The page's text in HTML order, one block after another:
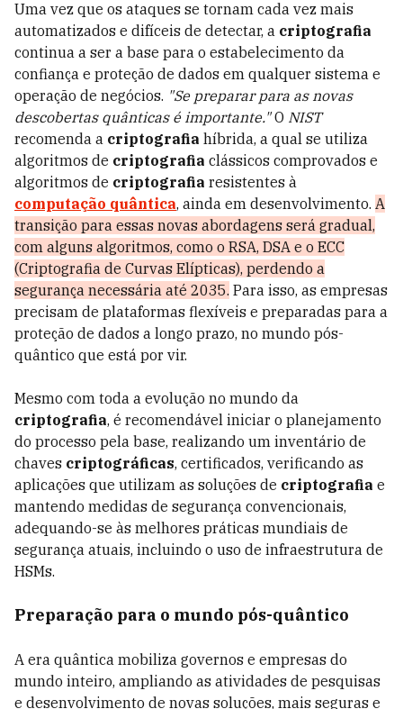
Uma vez que os ataques se tornam cada vez mais
automatizados e difíceis de detectar, a criptografia
continua a ser a base para o estabelecimento da
confiança e proteção de dados em qualquer sistema e
operação de negócios. "Se preparar para as novas
descobertas quânticas é importante."O NIST
recomenda a criptografia híbrida, a qual se utiliza
algoritmos de criptografia clássicos comprovados e
algoritmos de criptografia resistentes à
computação quântica, ainda em desenvolvimento. A
transição para essas novas abordagens será gradual,
com alguns algoritmos, como o RSA, DSA e o ECC
(Criptografia de Curvas Elípticas), perdendo a
segurança necessária até 2035. Para isso, as empresas
precisam de plataformas flexíveis e preparadas para a
proteção de dados a longo prazo, no mundo pós-
quântico que está por vir.
Mesmo com toda a evolução no mundo da
criptografia, é recomendável iniciar o planejamento
do processo pela base, realizando um inventário de
chaves criptográficas, certificados, verificando as
aplicações que utilizam as soluções de criptografia e
mantendo medidas de segurança convencionais,
adequando-se às melhores práticas mundiais de
segurança atuais, incluindo o uso de infraestrutura de
HSMs.
Preparação para o mundo pós-quântico
A era quântica mobiliza governos e empresas do
mundo inteiro, ampliando as atividades de pesquisas
e desenvolvimento de novas soluções, mais seguras e